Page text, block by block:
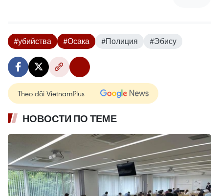
#убийства #Осака #Полиция #Эбису
Theo dõi VietnamPlus
НОВОСТИ ПО ТЕМЕ